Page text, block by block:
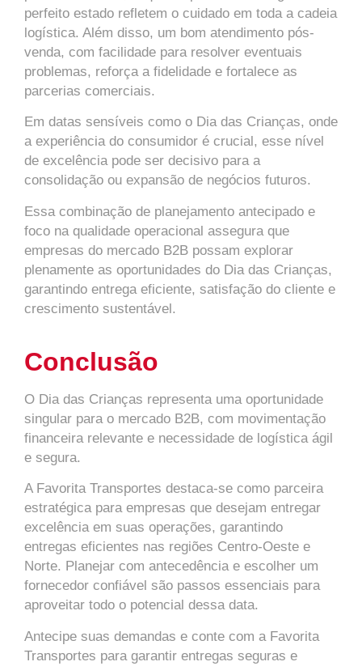
perfeito estado refletem o cuidado em toda a cadeia
logística. Além disso, um bom atendimento pós-
venda, com facilidade para resolver eventuais
problemas, reforça a fidelidade e fortalece as
parcerias comerciais.
Em datas sensíveis como o Dia das Crianças, onde
a experiência do consumidor é crucial, esse nível
de excelência pode ser decisivo para a
consolidação ou expansão de negócios futuros.
Essa combinação de planejamento antecipado e
foco na qualidade operacional assegura que
empresas do mercado B2B possam explorar
plenamente as oportunidades do Dia das Crianças,
garantindo entrega eficiente, satisfação do cliente e
crescimento sustentável.
Conclusão
O Dia das Crianças representa uma oportunidade
singular para o mercado B2B, com movimentação
financeira relevante e necessidade de logística ágil
e segura.
A Favorita Transportes destaca-se como parceira
estratégica para empresas que desejam entregar
excelência em suas operações, garantindo
entregas eficientes nas regiões Centro-Oeste e
Norte. Planejar com antecedência e escolher um
fornecedor confiável são passos essenciais para
aproveitar todo o potencial dessa data.
Antecipe suas demandas e conte com a Favorita
Transportes para garantir entregas seguras e